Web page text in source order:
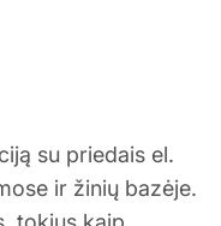
su priedais el.
ir žinių bazėje.